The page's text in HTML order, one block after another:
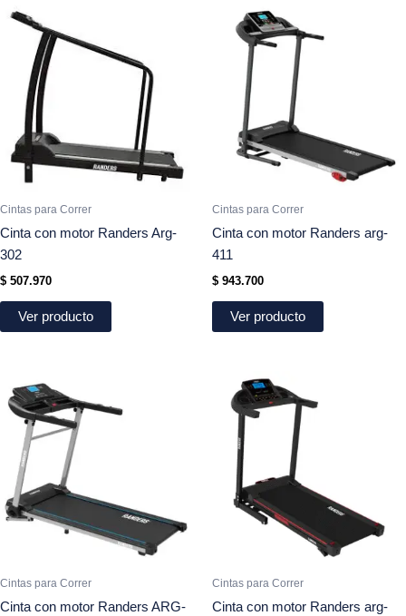
Cintas para Correr
Cinta con motor Randers Arg-
302
$ 507.970
Ver producto
Cintas para Correr
Cinta con motor Randers arg-
411
$ 943.700
Ver producto
Cintas para Correr
Cinta con motor Randers ARG-
Cintas para Correr
Cinta con motor Randers arg-